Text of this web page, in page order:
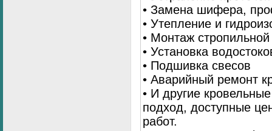
• Замена шифера,
• Утепление и
• Монтаж
• Установка
• Подшивка свесов
• Аварийный ремонт
• И другие
подход, доступные
работ.